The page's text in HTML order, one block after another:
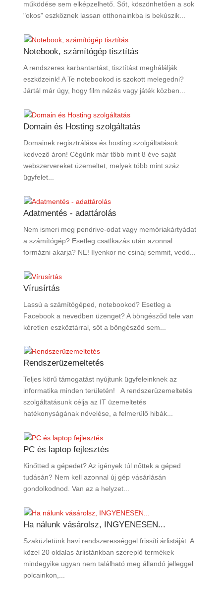
működése sem elképzelhető. Sőt, köszönhetően a sok
"okos" eszköznek lassan otthonainkba is bekúszik...
Notebook, számítógép tisztítás
A rendszeres karbantartást, tisztítást meghálálják
eszközeink! A Te notebookod is szokott melegedni?
Jártál már úgy, hogy film nézés vagy játék közben...
Domain és Hosting szolgáltatás
Domainek regisztrálása és hosting szolgáltatások
kedvező áron! Cégünk már több mint 8 éve saját
webszervereket üzemeltet, melyek több mint száz
ügyfelet...
Adatmentés - adattárolás
Nem ismeri meg pendrive-odat vagy memóriakártyádat
a számítógép? Esetleg csatlkazás után azonnal
formázni akarja? NE! Ilyenkor ne csináj semmit, vedd...
Vírusírtás
Lassú a számítógéped, notebookod? Esetleg a
Facebook a nevedben üzenget? A böngésződ tele van
kéretlen eszköztárral, sőt a böngésződ sem...
Rendszerüzemeltetés
Teljes körű támogatást nyújtunk ügyfeleinknek az
informatika minden területén! A rendszerüzemeltetés
szolgáltatásunk célja az IT üzemeltetés
hatékonyságának növelése, a felmerülő hibák...
PC és laptop fejlesztés
Kinőtted a gépedet? Az igények túl nőttek a géped
tudásán? Nem kell azonnal új gép vásárlásán
gondolkodnod. Van az a helyzet...
Ha nálunk vásárolsz, INGYENESEN...
Szaküzletünk havi rendszerességgel frissíti árlistáját. A
közel 20 oldalas árlistánkban szereplő termékek
mindegyike ugyan nem található meg állandó jelleggel
polcainkon,...